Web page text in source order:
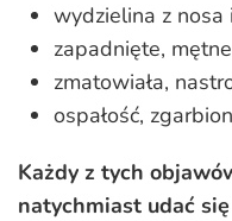
wydzielina z nosa
zapadnięte,
zmatowiała,
ospałość,
Każdy z tych
natychmiast udać